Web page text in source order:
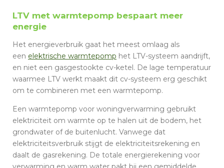
LTV met warmtepomp bespaart meer
energie
Het energieverbruik gaat het meest omlaag als
een elektrische warmtepomp het LTV-systeem aandrijft,
en niet een gasgestookte cv-ketel. De lage temperatuur
waarmee LTV werkt maakt dit cv-systeem erg geschikt
om te combineren met een warmtepomp.
Een warmtepomp voor woningverwarming gebruikt
elektriciteit om warmte op te halen uit de bodem, het
grondwater of de buitenlucht. Vanwege dat
elektriciteitsverbruik stijgt de elektriciteitsrekening en
daalt de gasrekening. De totale energierekening voor